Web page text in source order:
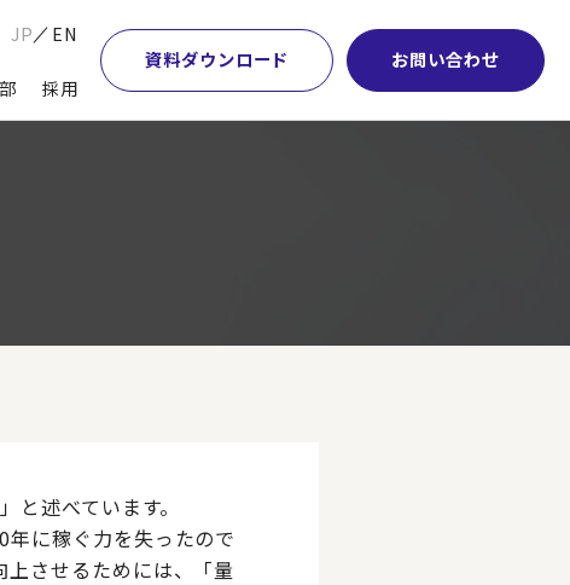
JP EN
採用
資料ダウンロード お問い合わせ
ビジネスプロセスアウトソーシング
【特集】FP＆Aへの旅
パートナーシップ
述べています。
に稼ぐ力を失ったので
させるためには、「量